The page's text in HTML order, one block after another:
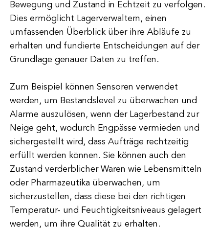
Bewegung und Zustand in Echtzeit zu verfolgen.
Dies ermöglicht Lagerverwaltern, einen
umfassenden Überblick über ihre Abläufe zu
erhalten und fundierte Entscheidungen auf der
Grundlage genauer Daten zu treffen.
Zum Beispiel können Sensoren verwendet
werden, um Bestandslevel zu überwachen und
Alarme auszulösen, wenn der Lagerbestand zur
Neige geht, wodurch Engpässe vermieden und
sichergestellt wird, dass Aufträge rechtzeitig
erfüllt werden können. Sie können auch den
Zustand verderblicher Waren wie Lebensmitteln
oder Pharmazeutika überwachen, um
sicherzustellen, dass diese bei den richtigen
Temperatur- und Feuchtigkeitsniveaus gelagert
werden, um ihre Qualität zu erhalten.